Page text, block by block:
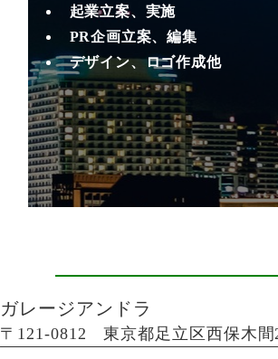
起業立案、実施
PR企画立案、編集
デザイン、ロゴ作成他
ガレージアンドラ
〒121-0812 東京都足立区西保木間